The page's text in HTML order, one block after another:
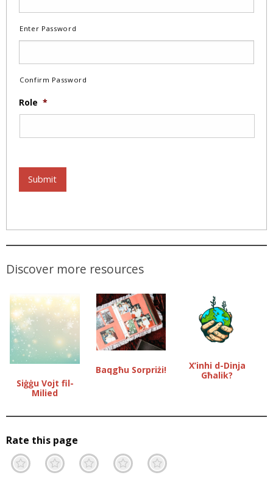
Enter Password
Confirm Password
Role *
Submit
Discover more resources
Siġġu Vojt fil-
Milied
Baqgħu Sorpriżi!
X’inhi d-Dinja
Għalik?
Rate this page
Excellent
Pretty good
Neutral
Not so great
Terrible